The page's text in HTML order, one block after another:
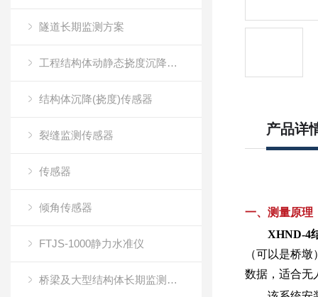
隧道长期监测方案
工程结构体动静态挠度沉降测试传感器
结构体沉降(挠度)传感器
裂缝监测传感器
传感器
倾角传感器
FTJS-1000静力水准仪
桥梁及大型结构体长期监测系统
产品详
一、测量原理
XHND-4
（可以是桥
数据，适合无